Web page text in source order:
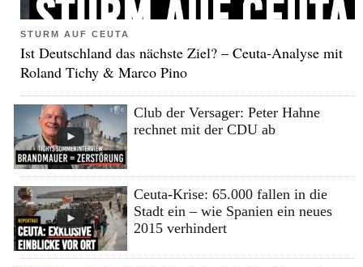
STURM AUF CEUTA
Ist Deutschland das nächste Ziel? – Ceuta-Analyse mit
Roland Tichy & Marco Pino
Club der Versager: Peter Hahne
rechnet mit der CDU ab
Ceuta-Krise: 65.000 fallen in die
Stadt ein – wie Spanien ein neues
2015 verhindert